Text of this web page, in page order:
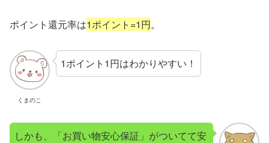
ポイント還元率は1ポイント=1円。
くまのこ
1ポイント1円はわかりやすい！
しかも、「お買い物安心保証」がついてて安